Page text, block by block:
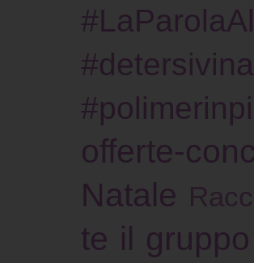
offerte-
Natale
te il gruppo